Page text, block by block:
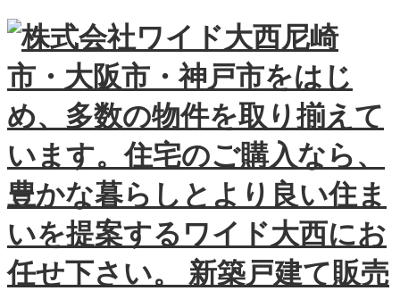
尼崎
市・大阪市・神戸市をはじ
め、多数の物件を取り揃えて
います。住宅のご購入なら、
豊かな暮らしとより良い住ま
いを提案するワイド大西にお
任せ下さい。 新築戸建て販売